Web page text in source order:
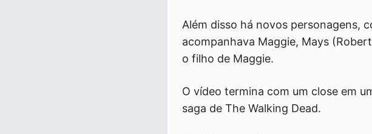
Além disso há novos personagens,
acompanhava Maggie, Mays
o filho de Maggie.
O vídeo termina com um close em
saga de The Walking Dead.